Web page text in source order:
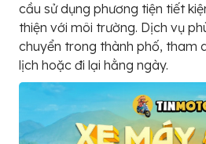
cầu sử dụng phương tiện tiết
thiện với môi trường. Dịch vụ
chuyển trong thành phố, tham
lịch hoặc đi lại hằng ngày.